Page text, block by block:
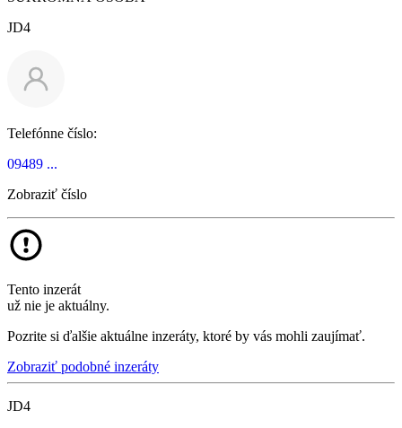
JD4
Telefónne číslo:
09489 ...
Zobraziť číslo
Tento inzerát
už nie je aktuálny.
Pozrite si ďalšie aktuálne inzeráty, ktoré by vás mohli zaujímať.
Zobraziť podobné inzeráty
JD4